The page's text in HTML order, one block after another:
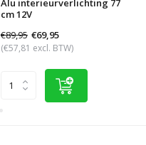
cm 12V
€89,95 €69,95
(€57,81 excl. BTW)